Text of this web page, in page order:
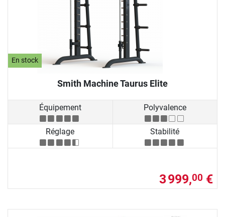
En stock
Smith Machine Taurus Elite
Équipement Polyvalence
Réglage Stabilité
3 999,00 €